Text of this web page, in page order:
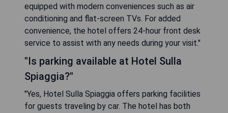
equipped with modern conveniences such as air
conditioning and flat-screen TVs. For added
convenience, the hotel offers 24-hour front desk
service to assist with any needs during your visit."
"Is parking available at Hotel Sulla
Spiaggia?"
"Yes, Hotel Sulla Spiaggia offers parking facilities
for guests traveling by car. The hotel has both